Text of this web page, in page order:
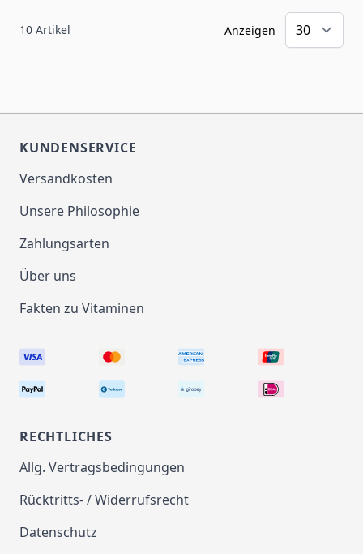
10 Artikel Anzeigen
KUNDENSERVICE
Versandkosten
Unsere Philosophie
Zahlungsarten
Über uns
Fakten zu Vitaminen
RECHTLICHES
Allg. Vertragsbedingungen
Rücktritts- / Widerrufsrecht
Datenschutz